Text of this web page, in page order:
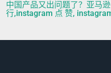
中国产品又出问题了？亚马
行,instagram 点 赞,